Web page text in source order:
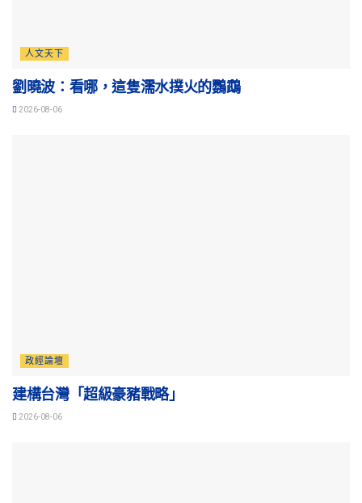
人文天下
劉曉波：看哪，這隻濡水撲火的鸚鵡
2026-08-06
政經論壇
建構台灣「超級豪豬戰略」
2026-08-06